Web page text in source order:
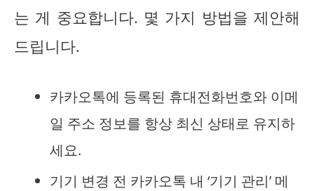
는 게 중요합니다. 몇 가지 방법을 제안해
드립니다.
카카오톡에 등록된 휴대전화번호와 이메
일 주소 정보를 항상 최신 상태로 유지하
세요.
기기 변경 전 카카오톡 내 ‘기기 관리’ 메